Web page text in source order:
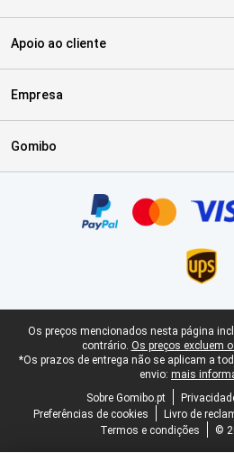
Apoio ao cliente
Empresa
Gomibo
Rodapé legal
Os preços mencionados nesta página
contrário. Os preços excluem
*Os prazos de entrega não se aplicam a
envio: mais
Sobre Gomibo.pt
Preferências de cookies
Livro de
Termos e condições
©